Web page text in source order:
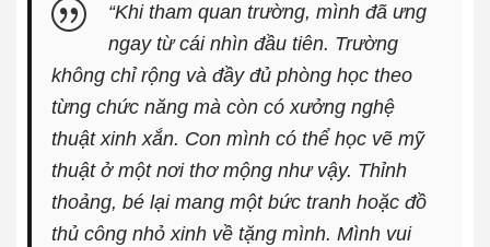
“Khi tham quan trường, mình đã ưng
ngay từ cái nhìn đầu tiên. Trường
không chỉ rộng và đầy đủ phòng học theo
từng chức năng mà còn có xưởng nghệ
thuật xinh xắn. Con mình có thể học vẽ mỹ
thuật ở một nơi thơ mộng như vậy. Thỉnh
thoảng, bé lại mang một bức tranh hoặc đồ
thủ công nhỏ xinh về tặng mình. Mình vui